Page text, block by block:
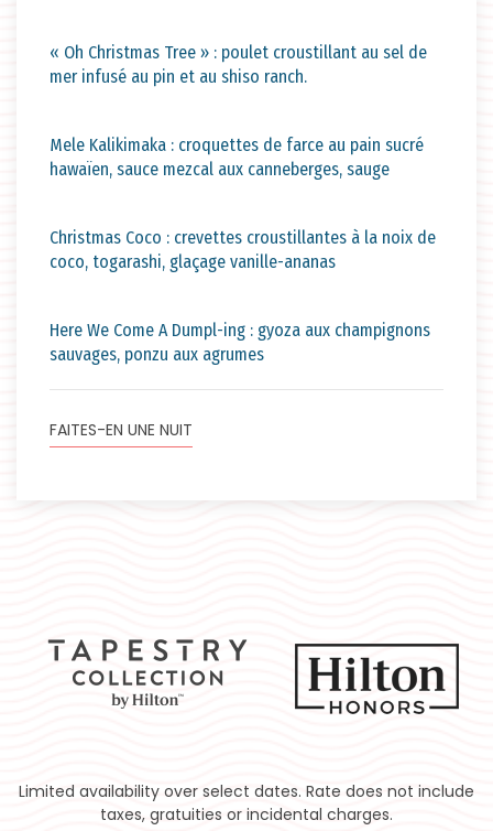
« Oh Christmas Tree » : poulet croustillant au sel de
mer infusé au pin et au shiso ranch.
Mele Kalikimaka : croquettes de farce au pain sucré
hawaïen, sauce mezcal aux canneberges, sauge
Christmas Coco : crevettes croustillantes à la noix de
coco, togarashi, glaçage vanille-ananas
Here We Come A Dumpl-ing : gyoza aux champignons
sauvages, ponzu aux agrumes
FAITES-EN UNE NUIT
Limited availability over select dates. Rate does not include
taxes, gratuities or incidental charges.